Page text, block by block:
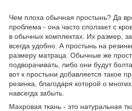
Чем плоха обычная простынь? Да
проблема - она часто сползает с
в обычных комплектах. Их размер,
всегда удобно. А простынь на
размеру матраца. Обычные же
подворачивать, либо они будут
вот к простыни добавляется такое
резинка, благодаря которой о
навсегда забыть.
Махровая ткань - это натуральная